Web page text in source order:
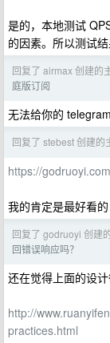
是的，本地测试
的因素。所以测试结
回复了 airmax 创建的
庭版订阅
无法给你的
回复了 stebest 创建的
https://godruoyi.com
我的肯定是最好看的
回复了 godruoyi 创建
回错误响应吗？
还在觉得上面的设
http://
practices.html